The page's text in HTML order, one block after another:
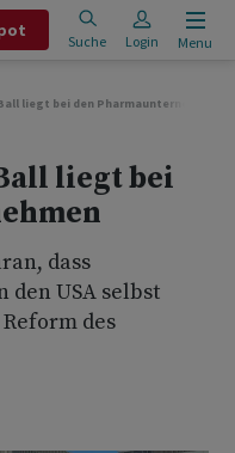
Suche Login Menu
liegt bei den Pharmaunternehmen
liegt bei
dass
USA selbst
des